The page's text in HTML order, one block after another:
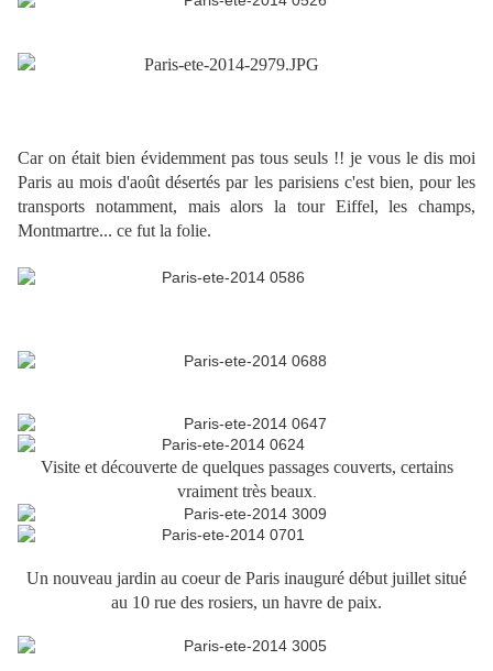
Car on était bien évidemment pas tous seuls !! je vous le dis moi
Paris au mois d'août désertés par les parisiens c'est bien, pour les
transports notamment, mais alors la tour Eiffel, les champs,
Montmartre... ce fut la folie.
Visite et découverte de quelques passages couverts, certains
vraiment très beaux.
Un nouveau jardin au coeur de Paris inauguré début juillet situé
au 10 rue des rosiers, un havre de paix.